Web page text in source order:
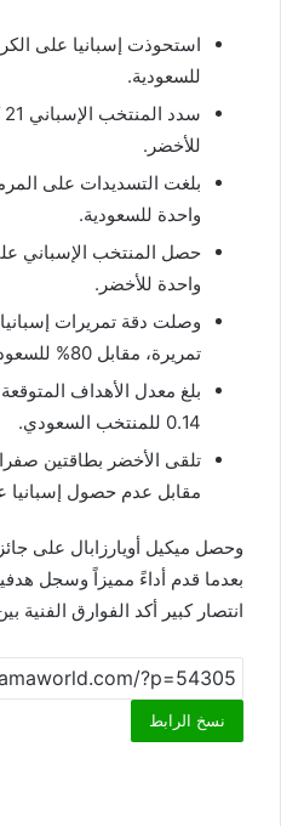
للسعودية.
للأخضر.
واحدة للسعودية.
واحدة للأخضر.
تمريرة، مقابل 80% للسعودية من 365 تمريرة.
0.14 للمنتخب السعودي.
تلقى الأخضر بطاقتين
مقابل عدم حصول إسبانيا
وحصل ميكيل أويارزابال على
بعدما قدم أداءً مميزاً وسجل
انتصار كبير أكد الفوارق الفنية
نسخ الرابط